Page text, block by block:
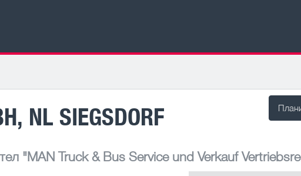
NL SIEGSDORF
"MAN Truck & Bus Service und Verkauf